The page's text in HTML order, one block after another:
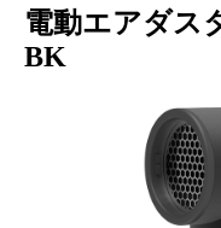
電動エアダス
BK